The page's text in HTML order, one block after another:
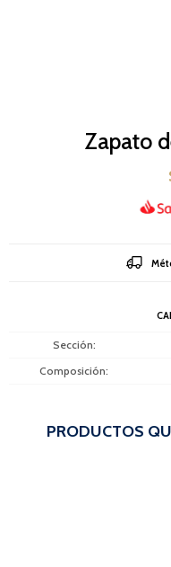
Zapato
Sección
Composición
PRODUCTOS